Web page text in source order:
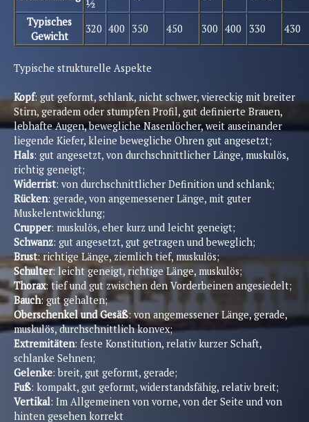
½
Typisches
Gewicht
320 400 350 450 300 400 330 430
Typische strukturelle Aspekte
Kopf: gut geformt, schlank, nicht schwer, viereckig mit breiter
Stirn, geradem oder stumpfen Profil, gut definierte Brauen,
lebhafte Augen, bewegliche Nasenlöcher, weit auseinander
liegende Kiefer, kleine bewegliche Ohren gut angesetzt;
Hals: gut angesetzt, von durchschnittlicher Länge, muskulös,
richtig geneigt;
Widerrist: von durchschnittlicher Definition und schlank;
Rücken: gerade, von angemessener Länge, mit guter
Muskelentwicklung;
Crupper: muskulös, eher kurz und leicht geneigt;
Schwanz: gut angesetzt, gut getragen und beweglich;
Brust: richtige Länge, ziemlich tief, muskulös;
Schulter: leicht geneigt, richtige Länge, muskulös;
Thorax: tief und gut zwischen den Vorderbeinen angesiedelt;
Bauch: gut gehalten;
Oberschenkel und Gesäß: von angemessener Länge, gerade,
muskulös, durchschnittlich konvex;
Extremitäten: feste Konstitution, relativ kurzer Schaft,
schlanke Sehnen;
Gelenke: breit, gut geformt, gerade;
Fuß: kompakt, gut geformt, widerstandsfähig, relativ breit;
Vertikal: Im Allgemeinen von vorne, von der Seite und von
hinten gesehen korrekt